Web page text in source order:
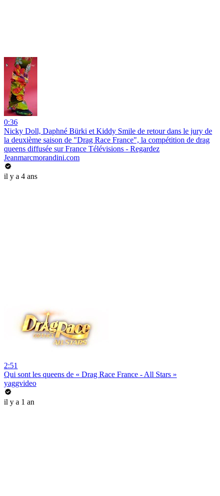
0:36
Nicky Doll, Daphné Bürki et Kiddy Smile de retour dans le jury de
la deuxième saison de "Drag Race France", la compétition de drag
queens diffusée sur France Télévisions - Regardez
Jeanmarcmorandini.com
il y a 4 ans
2:51
Qui sont les queens de « Drag Race France - All Stars »
yaggvideo
il y a 1 an